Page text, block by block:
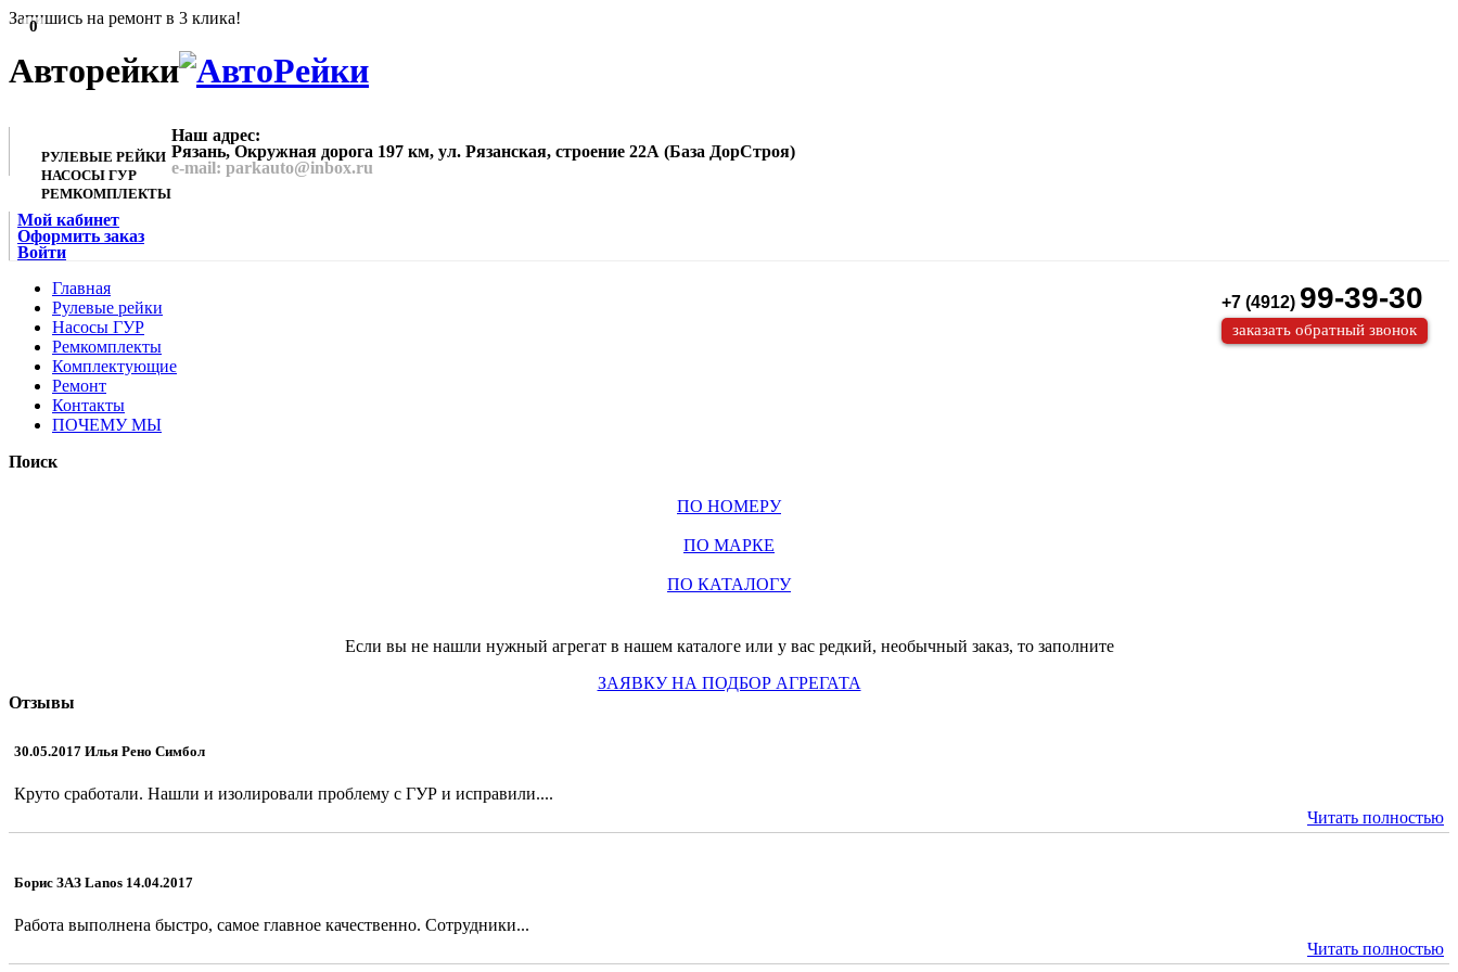
Запишись на ремонт в 3 клика!
Авторейки
РУЛЕВЫЕ РЕЙКИ
НАСОСЫ ГУР
РЕМКОМПЛЕКТЫ
Наш адрес:
Рязань, Окружная дорога 197 км, ул. Рязанская, строение 22А (База ДорСтроя)
e-mail: parkauto@inbox.ru
Мой кабинет
Оформить заказ
Войти
0
+7 (4912) 99-39-30
заказать обратный звонок
Главная
Рулевые рейки
Насосы ГУР
Ремкомплекты
Комплектующие
Ремонт
Контакты
ПОЧЕМУ МЫ
Поиск
ПО НОМЕРУ
ПО МАРКЕ
ПО КАТАЛОГУ
Если вы не нашли нужный агрегат в нашем каталоге или у вас редкий, необычный заказ, то заполните
ЗАЯВКУ НА ПОДБОР АГРЕГАТА
Отзывы
30.05.2017 Илья Рено Симбол
Круто сработали. Нашли и изолировали проблему с ГУР и исправили....
Читать полностью
Борис ЗАЗ Lanos 14.04.2017
Работа выполнена быстро, самое главное качественно. Сотрудники...
Читать полностью